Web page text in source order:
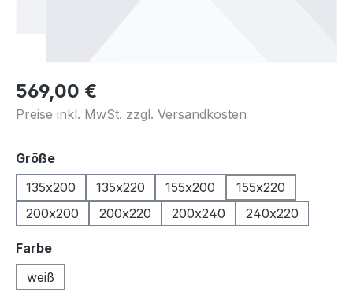
569,00 €
Preise inkl. MwSt. zzgl. Versandkosten
Größeauswählen
135x200
135x220 155x200
155x220
200x200
200x220 200x240 240x220
Farbeauswählen
weiß